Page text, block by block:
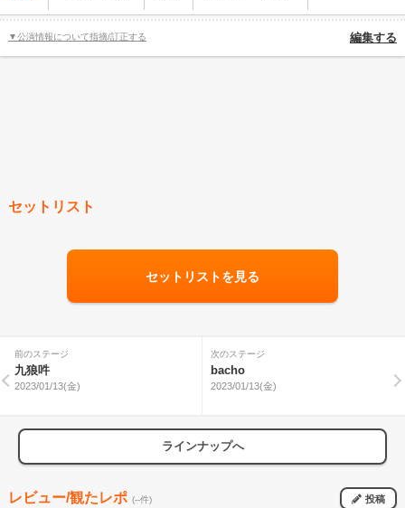
▼公演情報について指摘/訂正する 編集する
セットリスト
セットリストを見る
前のステージ
九狼吽
2023/01/13(金)
次のステージ
bacho
2023/01/13(金)
ラインナップへ
レビュー/観たレポ (--件) 投稿